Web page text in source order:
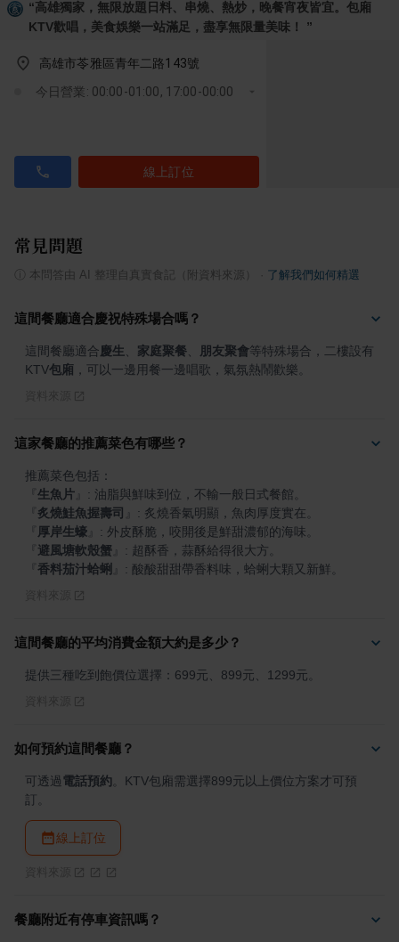
“高雄獨家，無限放題日料、串燒、熱炒，晚餐宵夜皆宜。包廂
KTV歡唱，美食娛樂一站滿足，盡享無限量美味！ ”
高雄市苓雅區青年二路143號
今日營業: 00:00-01:00, 17:00-00:00
線上訂位
常見問題
本問答由 AI 整理自真實食記（附資料來源） 了解我們如何精選
這間餐廳適合慶祝特殊場合嗎？
這間餐廳適合 慶生 家庭聚餐 朋友聚會等特殊場合，二樓設有
KTV包廂 ，可以一邊用餐一邊唱歌，氣氛熱鬧歡樂。
這家餐廳的推薦菜色有哪些？
生魚片
炙燒鮭魚握壽司
厚岸生蠔
避風塘軟殼蟹
香料茄汁蛤蜊 : 酸酸甜甜帶香料味，蛤蜊大顆又新鮮。
這間餐廳的平均消費金額大約是多少？
提供三種吃到飽價位選擇：699元、899元、1299元。
如何預約這間餐廳？
可透過電話預約 。KTV包廂需選擇899元以上價位方案才可預
訂。
線上訂位
餐廳附近有停車資訊嗎？